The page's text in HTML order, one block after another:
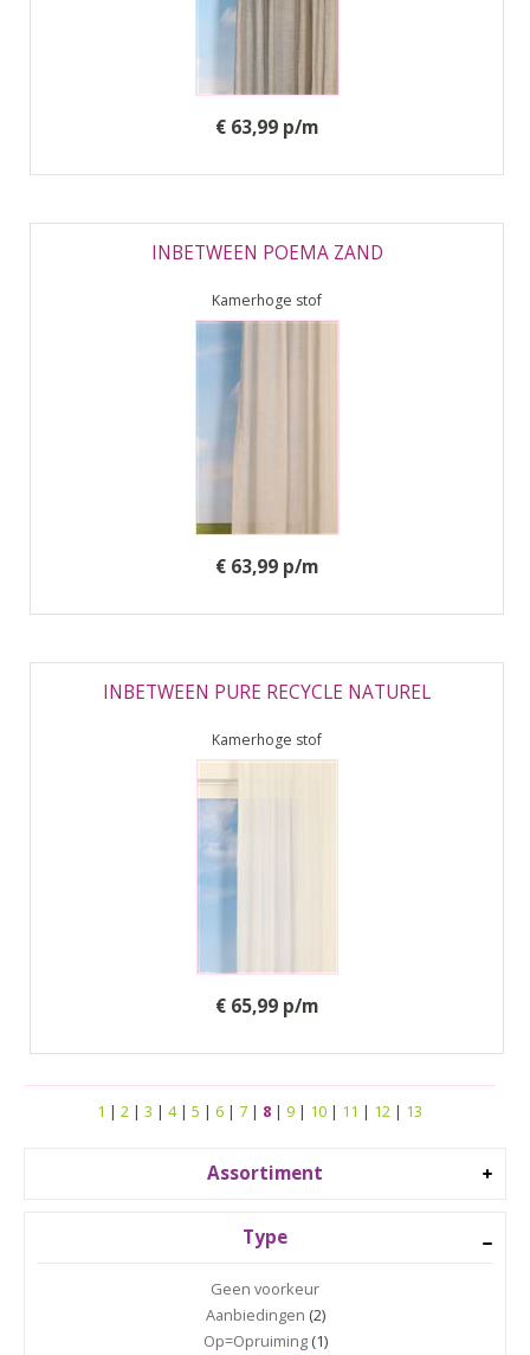
Assortiment
Type
Geen voorkeur
Aanbiedingen (2)
Op=Opruiming(1)
€ 63,99 p/m
INBETWEEN POEMA ZAND
Kamerhoge stof
€ 63,99 p/m
INBETWEEN PURE RECYCLE NATUREL
Kamerhoge stof
€ 65,99 p/m
1 | 2 | 3 | 4| 5 | 6 | 7 | 8 | 9 | 10 | 11 | 12 | 13